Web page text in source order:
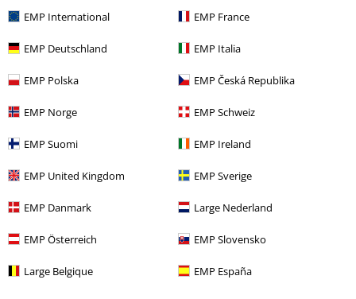
EMP International EMP France
EMP Deutschland EMP Italia
EMP Polska EMP Česká Republika
EMP Norge EMP Schweiz
EMP Suomi EMP Ireland
EMP United Kingdom EMP Sverige
EMP Danmark Large Nederland
EMP Österreich EMP Slovensko
Large Belgique EMP España
Nyhetsbrev
Få en rabattkode på 15% når du blir abonnent!